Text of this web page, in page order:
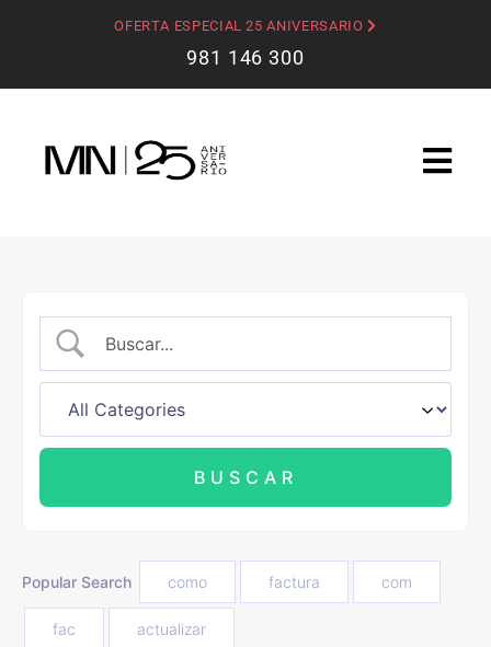
OFERTA ESPECIAL 25 ANIVERSARIO
981 146 300
Popular Search como factura com
fac actualizar